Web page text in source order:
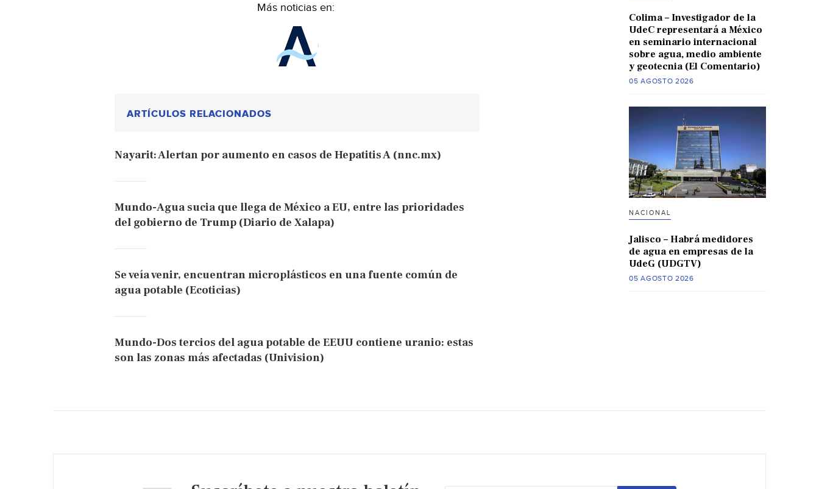
Más noticias en:
ARTÍCULOS RELACIONADOS
Nayarit: Alertan por aumento en casos de Hepatitis A (nnc.mx)
Mundo-Agua sucia que llega de México a EU, entre las prioridades
del gobierno de Trump (Diario de Xalapa)
Se veía venir, encuentran microplásticos en una fuente común de
agua potable (Ecoticias)
Mundo-Dos tercios del agua potable de EEUU contiene uranio: estas
son las zonas más afectadas (Univision)
Colima – Investigador de la
UdeC representará a México
en seminario internacional
sobre agua, medio ambiente
y geotecnia (El Comentario)
05 AGOSTO 2026
NACIONAL
Jalisco – Habrá medidores
de agua en empresas de la
UdeG (UDGTV)
05 AGOSTO 2026